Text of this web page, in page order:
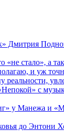
Дмитрия
«не стало»,
и уж
с
у Манежа и
до Энтони